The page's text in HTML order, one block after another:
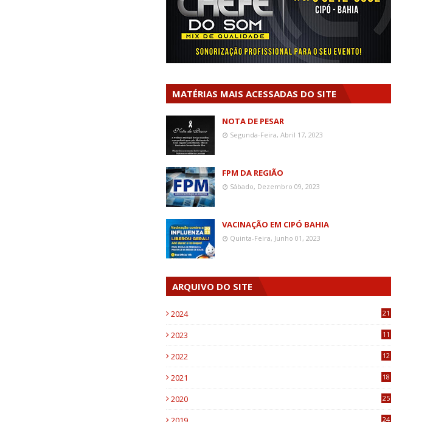
MATÉRIAS MAIS ACESSADAS DO SITE
NOTA DE PESAR
Segunda-Feira, Abril 17, 2023
FPM DA REGIÃO
Sábado, Dezembro 09, 2023
VACINAÇÃO EM CIPÓ BAHIA
Quinta-Feira, Junho 01, 2023
ARQUIVO DO SITE
2024 21
2023
11
2022
12
2021
18
2020
25
24